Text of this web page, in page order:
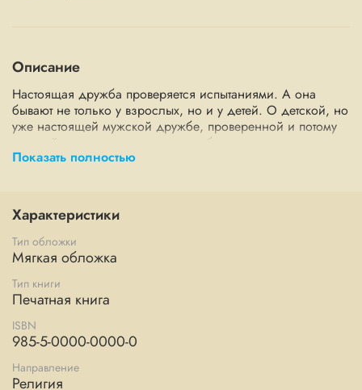
Описание
Настоящая дружба проверяется испытаниями. А она
бывают не только у взрослых, но и у детей. О детской, но
уже настоящей мужской дружбе, проверенной и потому
крепкой, о пасхальном чуде и добрых людях эта книга.
Допущено к распространению Издательским Советом
Русской Православной Церкви.
Религиозное духовно-просветительское издание для
Содержание:
Часть I. «Дружба — какая она?»
Часть II. Пасхальный цыплёнок
Показать полностью
Характеристики
Тип обложки
Мягкая обложка
Тип книги
Печатная книга
ISBN
985-5-0000-0000-0
Направление
Религия